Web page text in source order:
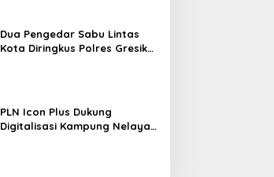
Dua Pengedar Sabu Lintas
Kota Diringkus Polres Gresik
PLN Icon Plus Dukung
Digitalisasi Kampung Nelayan